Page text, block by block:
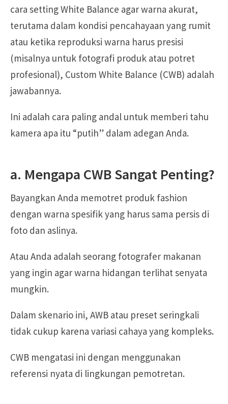
cara setting White Balance agar warna akurat,
terutama dalam kondisi pencahayaan yang rumit
atau ketika reproduksi warna harus presisi
(misalnya untuk fotografi produk atau potret
profesional), Custom White Balance (CWB) adalah
jawabannya.
Ini adalah cara paling andal untuk memberi tahu
kamera apa itu “putih” dalam adegan Anda.
a. Mengapa CWB Sangat Penting?
Bayangkan Anda memotret produk fashion
dengan warna spesifik yang harus sama persis di
foto dan aslinya.
Atau Anda adalah seorang fotografer makanan
yang ingin agar warna hidangan terlihat senyata
mungkin.
Dalam skenario ini, AWB atau preset seringkali
tidak cukup karena variasi cahaya yang kompleks.
CWB mengatasi ini dengan menggunakan
referensi nyata di lingkungan pemotretan.